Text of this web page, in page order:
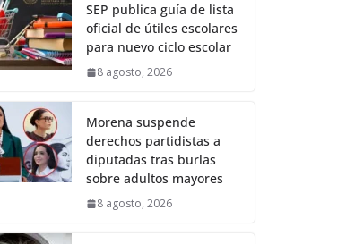
SEP publica guía de lista
oficial de útiles escolares
para nuevo ciclo escolar
8 agosto, 2026
Morena suspende
derechos partidistas a
diputadas tras burlas
sobre adultos mayores
8 agosto, 2026